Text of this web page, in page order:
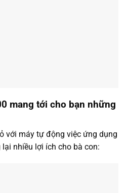
mang tới cho bạn những
với máy tự động việc ứng dụng
nhiều lợi ích cho bà con: